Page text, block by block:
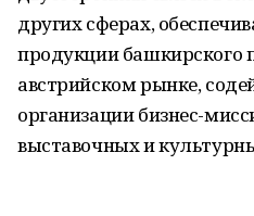
других сферах,
продукции башкирского
австрийском рынке,
организации бизнес-
выставочных и